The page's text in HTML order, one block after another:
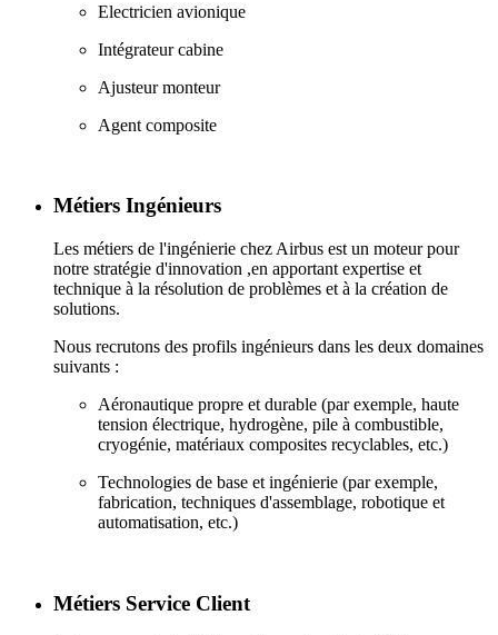
Electricien avionique
Intégrateur cabine
Ajusteur monteur
Agent composite
Métiers Ingénieurs
Les métiers de l'ingénierie chez Airbus est un moteur pour
notre stratégie d'innovation ,en apportant expertise et
technique à la résolution de problèmes et à la création de
solutions.
Nous recrutons des profils ingénieurs dans les deux domaines
suivants :
Aéronautique propre et durable (par exemple, haute
tension électrique, hydrogène, pile à combustible,
cryogénie, matériaux composites recyclables, etc.)
Technologies de base et ingénierie (par exemple,
fabrication, techniques d'assemblage, robotique et
automatisation, etc.)
Métiers Service Client